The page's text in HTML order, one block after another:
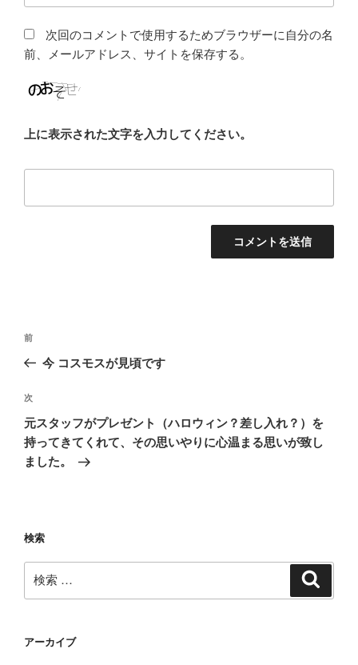
次回のコメントで使用するためブラウザーに自分の名
前、メールアドレス、サイトを保存する。
上に表示された文字を入力してください。
投
ビ
ゲ
ー
シ
過
去
投
稿
前
今 コスモスが見頃です
次
の
投
稿
次
元スタッフがプレゼント（ハロウィン？差し入れ？）を
持ってきてくれて、その思いやりに心温まる思いが致し
ました。
検索
検
索:
アーカイブ